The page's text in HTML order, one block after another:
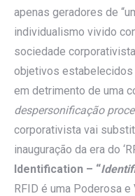
apenas geradores de
individualismo vivido
sociedade
objetivos estabelecidos
em detrimento de uma
despersonificação
corporativista vai
inauguração da era do
Identification – “
RFID é uma Poderosa